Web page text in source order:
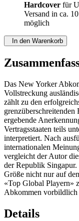
Hardcover für
Versand in ca.
möglich
In den Warenkorb
Das New Yorker
Vollstreckung
zählt zu den
ergebende
Vertragsstaaten teils
interpretiert. Nach
internationalen
vergleicht der Autor
der Republik Singapur.
Größe nicht nur auf
«Top Global Playern»
Abkommen vorbildlich
Details